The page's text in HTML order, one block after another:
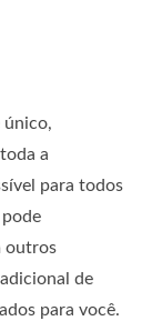
único,
a
para todos
outros
de
para você.